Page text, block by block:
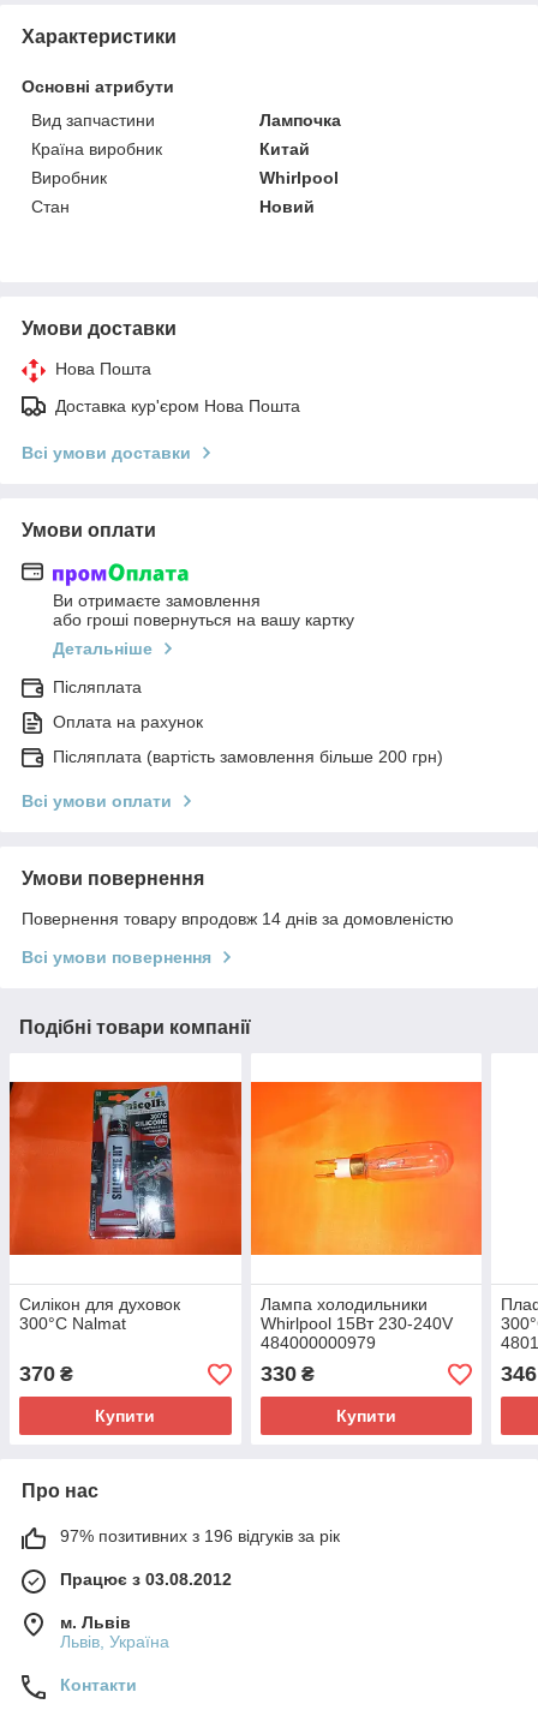
Характеристики
Основні атрибути
Вид запчастини
Лампочка
Країна виробник
Китай
Виробник
Whirlpool
Стан
Новий
Умови доставки
Нова Пошта
Доставка кур'єром Нова Пошта
Всі умови доставки
Умови оплати
Ви отримаєте замовлення
або гроші повернуться на вашу картку
Детальніше
Післяплата
Оплата на рахунок
Післяплата (вартість замовлення більше 200 грн)
Всі умови оплати
Умови повернення
Повернення товару впродовж 14 днів за домовленістю
Всі умови повернення
Подібні товари компанії
Силікон для духовок
300°С Nalmat
370 ₴
Купити
Лампа холодильники
Whirlpool 15Вт 230-240V
484000000979
330₴
Купити
346
Про нас
97% позитивних з 196 відгуків за рік
Працює з 03.08.2012
м. Львів
Львів, Україна
Контакти